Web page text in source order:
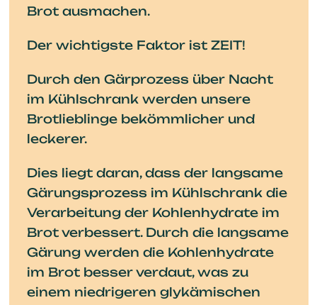
Brot ausmachen.
Der wichtigste Faktor ist ZEIT!
Durch den Gärprozess über Nacht
im Kühlschrank werden unsere
Brotlieblinge bekömmlicher und
leckerer.
Dies liegt daran, dass der langsame
Gärungsprozess im Kühlschrank die
Verarbeitung der Kohlenhydrate im
Brot verbessert. Durch die langsame
Gärung werden die Kohlenhydrate
im Brot besser verdaut, was zu
einem niedrigeren glykämischen